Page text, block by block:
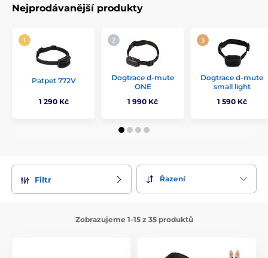
Nejprodávanější produkty
Patpet 772V
1 290 Kč
Dogtrace d-mute
ONE
1 990 Kč
Dogtrace d-mute
small light
1 590 Kč
Filtr Řazení
Zobrazujeme 1-15 z 35 produktů